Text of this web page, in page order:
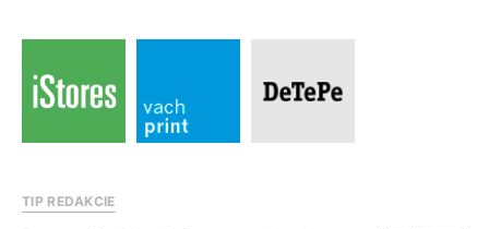
TIP REDAKCIE